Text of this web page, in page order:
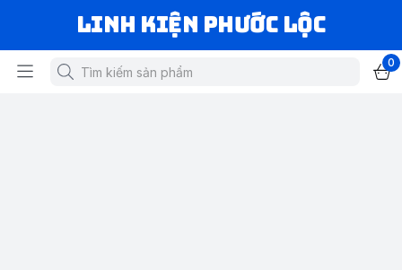
LINH KIỆN PHƯỚC LỘC
0